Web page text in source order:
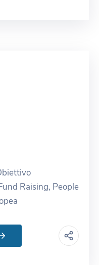
Raising, People